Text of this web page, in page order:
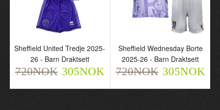
Sheffield United Tredje 2025-
26 - Barn Draktsett
720NOK 305NOK
Sheffield Wednesday Borte
2025-26 - Barn Draktsett
720NOK 305NOK